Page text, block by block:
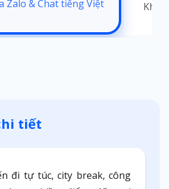
Zalo & Chat tiếng Việt
tiết
đi tự túc, city break, công